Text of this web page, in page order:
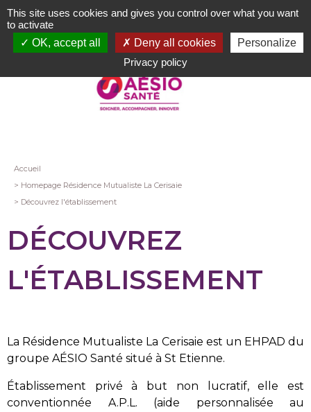
Aller
au
contenu
Fil
d'Ariane
Accueil
Homepage Résidence Mutualiste La Cerisaie
Découvrez l'établissement
DÉCOUVREZ
L'ÉTABLISSEMENT
La Résidence Mutualiste La Cerisaie est un EHPAD du
groupe AÉSIO Santé situé à St Etienne.
Établissement privé à but non lucratif, elle est
conventionnée A.P.L. (aide personnalisée au
This site uses cookies and gives you control over what you want
to activate
OK, accept all
Deny all cookies
Personalize
Privacy policy